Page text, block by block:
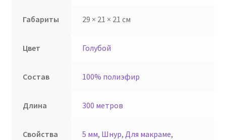
Габариты 29 × 21 × 21 см
Цвет Голубой
Состав 100% полиэфир
Длина 300 метров
Свойства 5 мм, Шнур,Для макраме,